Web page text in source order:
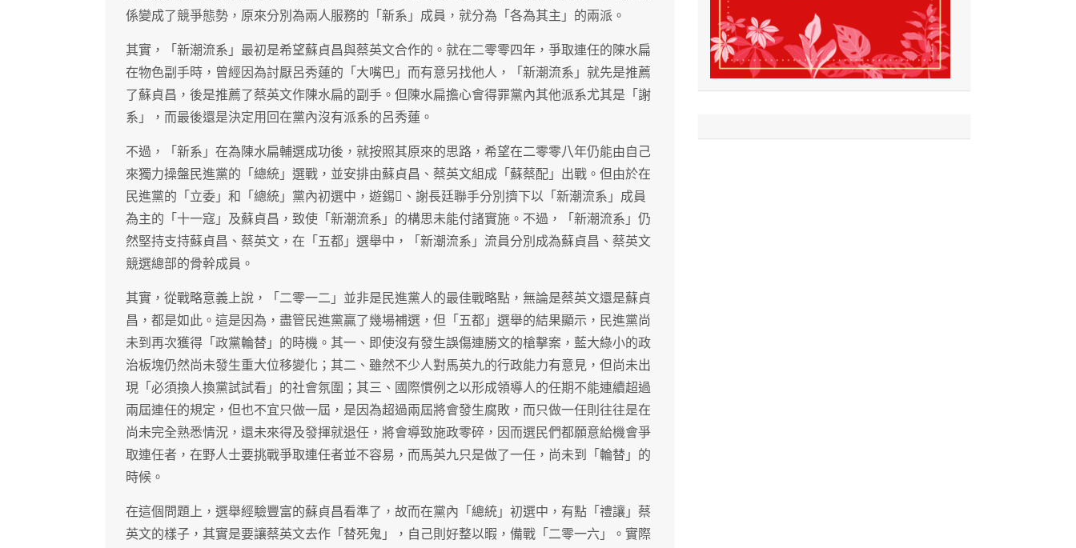
係變成了競爭態勢，原來分別為兩人服務的「新系」成員，就分為「各為其主」的兩派。
其實，「新潮流系」最初是希望蘇貞昌與蔡英文合作的。就在二零零四年，爭取連任的陳水扁
在物色副手時，曾經因為討厭呂秀蓮的「大嘴巴」而有意另找他人，「新潮流系」就先是推薦
了蘇貞昌，後是推薦了蔡英文作陳水扁的副手。但陳水扁擔心會得罪黨內其他派系尤其是「謝
系」，而最後還是決定用回在黨內沒有派系的呂秀蓮。
不過，「新系」在為陳水扁輔選成功後，就按照其原來的思路，希望在二零零八年仍能由自己
來獨力操盤民進黨的「總統」選戰，並安排由蘇貞昌、蔡英文組成「蘇蔡配」出戰。但由於在
民進黨的「立委」和「總統」黨內初選中，遊錫、謝長廷聯手分別擠下以「新潮流系」成員
為主的「十一寇」及蘇貞昌，致使「新潮流系」的構思未能付諸實施。不過，「新潮流系」仍
然堅持支持蘇貞昌、蔡英文，在「五都」選舉中，「新潮流系」流員分別成為蘇貞昌、蔡英文
競選總部的骨幹成員。
其實，從戰略意義上說，「二零一二」並非是民進黨人的最佳戰略點，無論是蔡英文還是蘇貞
昌，都是如此。這是因為，盡管民進黨贏了幾場補選，但「五都」選舉的結果顯示，民進黨尚
未到再次獲得「政黨輪替」的時機。其一、即使沒有發生誤傷連勝文的槍擊案，藍大綠小的政
治板塊仍然尚未發生重大位移變化；其二、雖然不少人對馬英九的行政能力有意見，但尚未出
現「必須換人換黨試試看」的社會氛圍；其三、國際慣例之以形成領導人的任期不能連續超過
兩屆連任的規定，但也不宜只做一屆，是因為超過兩屆將會發生腐敗，而只做一任則往往是在
尚未完全熟悉情況，還未來得及發揮就退任，將會導致施政零碎，因而選民們都願意給機會爭
取連任者，在野人士要挑戰爭取連任者並不容易，而馬英九只是做了一任，尚未到「輪替」的
時候。
在這個問題上，選舉經驗豐富的蘇貞昌看準了，故而在黨內「總統」初選中，有點「禮讓」蔡
英文的樣子，其實是要讓蔡英文去作「替死鬼」，自己則好整以暇，備戰「二零一六」。實際